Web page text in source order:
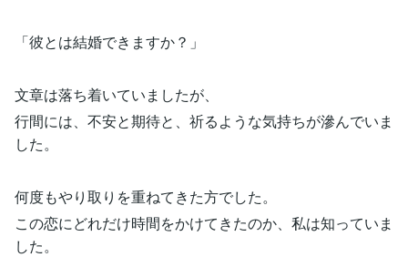
「彼とは結婚できますか？」
文章は落ち着いていましたが、
行間には、不安と期待と、祈るような気持ちが滲んでいま
した。
何度もやり取りを重ねてきた方でした。
この恋にどれだけ時間をかけてきたのか、私は知っていま
した。